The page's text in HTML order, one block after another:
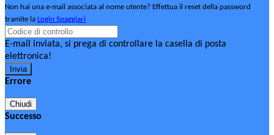
Non hai una e-mail associata al nome utente? Effettua il reset della password
tramite la Login Spaggiari
E-mail inviata, si prega di controllare la casella di posta
elettronica!
Errore
Chiudi
Successo